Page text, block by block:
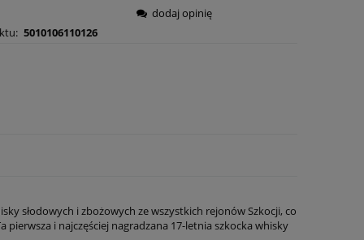
5010106110126
dodaj opinię
słodowych i zbożowych ze wszystkich rejonów Szkocji, co
i najczęściej nagradzana 17-letnia szkocka whisky